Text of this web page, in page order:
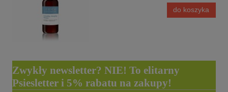
do koszyka
Zwykły newsletter? NIE! To elitarny
Psiesletter i 5% rabatu na zakupy!